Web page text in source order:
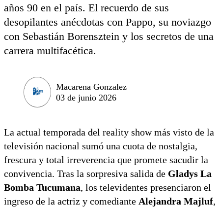
años 90 en el país. El recuerdo de sus
desopilantes anécdotas con Pappo, su noviazgo
con Sebastián Borensztein y los secretos de una
carrera multifacética.
Macarena Gonzalez
03 de junio 2026
La actual temporada del reality show más visto de la
televisión nacional sumó una cuota de nostalgia,
frescura y total irreverencia que promete sacudir la
convivencia. Tras la sorpresiva salida de Gladys La
Bomba Tucumana, los televidentes presenciaron el
ingreso de la actriz y comediante Alejandra Majluf,